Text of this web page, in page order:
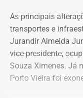
As investigações
vítima do ex-padre,
As principais
transportes e
Jurandir Almeida
vice-presidente,
Souza Ximenes. Já
Porto Vieira foi